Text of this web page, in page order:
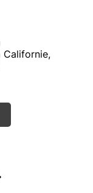
Californie,